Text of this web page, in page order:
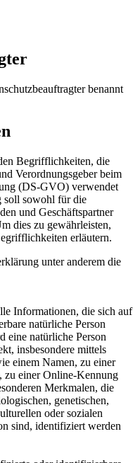
benannt
Begrifflichkeiten, die
Verordnungsgeber beim
(DS-GVO) verwendet
soll sowohl für die
und Geschäftspartner
dies zu gewährleisten,
erläutern.
unter anderem die
Informationen, die sich auf
natürliche Person
eine natürliche Person
insbesondere mittels
einem Namen, zu einer
zu einer Online-Kennung
Merkmalen, die
genetischen,
oder sozialen
sind, identifiziert werden